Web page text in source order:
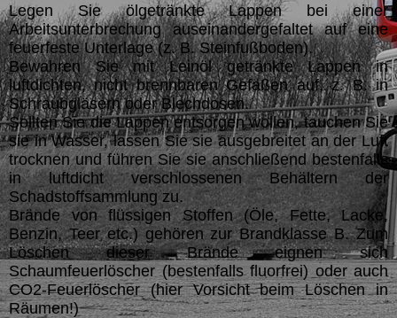
Legen Sie ölgetränkte Lappen bei einer
Arbeitsunterbrechung auseinandergefaltet auf eine
feuerfeste Unterlage (z. B. Steinfußboden).
Bewahren Sie mit Leinöl getränkte Lappen in
luftdichten, nicht brennbaren Gefäßen auf, z. B. in
Schraubgläsern oder Blechdosen.
Sollten Sie die Lappen entsorgen wollen, tauchen Sie
sie in Wasser, lassen Sie sie ausgebreitet an der Luft
trocknen und führen Sie sie anschließend bestenfalls
in luftdicht verschlossenen Behältern der
Schadstoffsammlung zu.
Brände von flüssigen Stoffen (Öle, Fette, Lacke,
Benzin, Teer etc.) gehören zur Brandklasse B. Zum
Löschen dieser Brände eignen sich
Schaumfeuerlöscher (bestenfalls fluorfrei) oder auch
CO2-Feuerlöscher (hier Vorsicht beim Löschen in
Räumen!)